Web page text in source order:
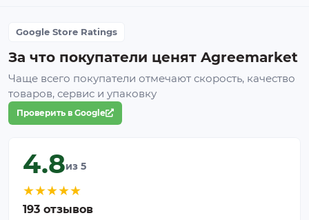
Разверните полотно
его над растениями или участком.
клипс, верёвки, стяжек или крючков.
Проверьте натяжение
сильно провисать.
Плотность
Google Store Ratings
За что покупатели ценят Agreemarket
Чаще всего покупатели отмечают скорость, качество
товаров, сервис и упаковку
Проверить в Google
4.8из 5
★★★★★
193 отзывов